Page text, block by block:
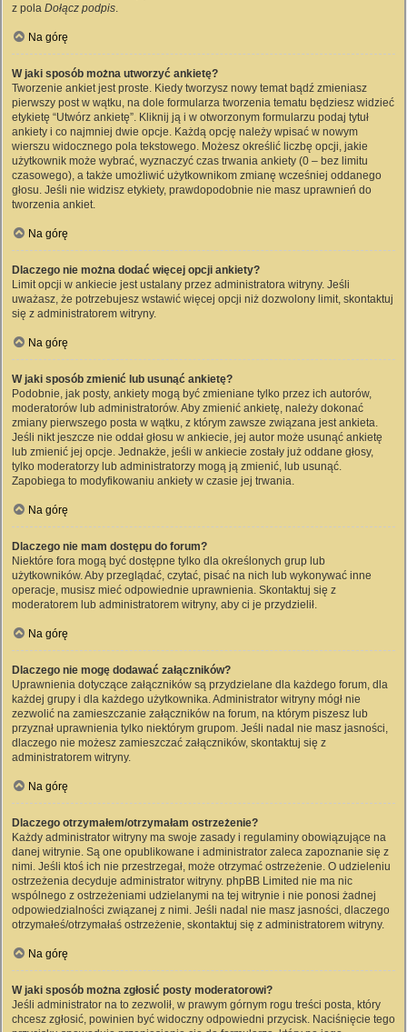
z pola Dołącz podpis.
Na górę
W jaki sposób można utworzyć ankietę?
Tworzenie ankiet jest proste. Kiedy tworzysz nowy temat bądź zmieniasz
pierwszy post w wątku, na dole formularza tworzenia tematu będziesz widzieć
etykietę “Utwórz ankietę”. Kliknij ją i w otworzonym formularzu podaj tytuł
ankiety i co najmniej dwie opcje. Każdą opcję należy wpisać w nowym
wierszu widocznego pola tekstowego. Możesz określić liczbę opcji, jakie
użytkownik może wybrać, wyznaczyć czas trwania ankiety (0 – bez limitu
czasowego), a także umożliwić użytkownikom zmianę wcześniej oddanego
głosu. Jeśli nie widzisz etykiety, prawdopodobnie nie masz uprawnień do
tworzenia ankiet.
Na górę
Dlaczego nie można dodać więcej opcji ankiety?
Limit opcji w ankiecie jest ustalany przez administratora witryny. Jeśli
uważasz, że potrzebujesz wstawić więcej opcji niż dozwolony limit, skontaktuj
się z administratorem witryny.
Na górę
W jaki sposób zmienić lub usunąć ankietę?
Podobnie, jak posty, ankiety mogą być zmieniane tylko przez ich autorów,
moderatorów lub administratorów. Aby zmienić ankietę, należy dokonać
zmiany pierwszego posta w wątku, z którym zawsze związana jest ankieta.
Jeśli nikt jeszcze nie oddał głosu w ankiecie, jej autor może usunąć ankietę
lub zmienić jej opcje. Jednakże, jeśli w ankiecie zostały już oddane głosy,
tylko moderatorzy lub administratorzy mogą ją zmienić, lub usunąć.
Zapobiega to modyfikowaniu ankiety w czasie jej trwania.
Na górę
Dlaczego nie mam dostępu do forum?
Niektóre fora mogą być dostępne tylko dla określonych grup lub
użytkowników. Aby przeglądać, czytać, pisać na nich lub wykonywać inne
operacje, musisz mieć odpowiednie uprawnienia. Skontaktuj się z
moderatorem lub administratorem witryny, aby ci je przydzielił.
Na górę
Dlaczego nie mogę dodawać załączników?
Uprawnienia dotyczące załączników są przydzielane dla każdego forum, dla
każdej grupy i dla każdego użytkownika. Administrator witryny mógł nie
zezwolić na zamieszczanie załączników na forum, na którym piszesz lub
przyznał uprawnienia tylko niektórym grupom. Jeśli nadal nie masz jasności,
dlaczego nie możesz zamieszczać załączników, skontaktuj się z
administratorem witryny.
Na górę
Dlaczego otrzymałem/otrzymałam ostrzeżenie?
Każdy administrator witryny ma swoje zasady i regulaminy obowiązujące na
danej witrynie. Są one opublikowane i administrator zaleca zapoznanie się z
nimi. Jeśli ktoś ich nie przestrzegał, może otrzymać ostrzeżenie. O udzieleniu
ostrzeżenia decyduje administrator witryny. phpBB Limited nie ma nic
wspólnego z ostrzeżeniami udzielanymi na tej witrynie i nie ponosi żadnej
odpowiedzialności związanej z nimi. Jeśli nadal nie masz jasności, dlaczego
otrzymałeś/otrzymałaś ostrzeżenie, skontaktuj się z administratorem witryny.
Na górę
W jaki sposób można zgłosić posty moderatorowi?
Jeśli administrator na to zezwolił, w prawym górnym rogu treści posta, który
chcesz zgłosić, powinien być widoczny odpowiedni przycisk. Naciśnięcie tego